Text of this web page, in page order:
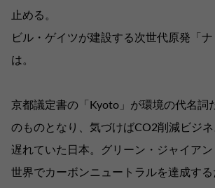
止める。
ビル・ゲイツが建設する次世代原発「
は。
京都議定書の「Kyoto」が環境の代名詞
のものとなり、気づけばCO2削減ビジ
遅れていた日本。グリーン・ジャイア
世界でカーボンニュートラルを達成す